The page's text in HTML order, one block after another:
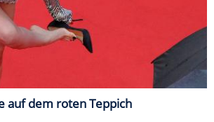
auf dem roten Teppich